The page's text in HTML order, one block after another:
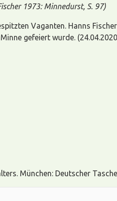
1973: Minnedurst, S. 97)
Vaganten. Hanns
gefeiert wurde.
München: Deutscher